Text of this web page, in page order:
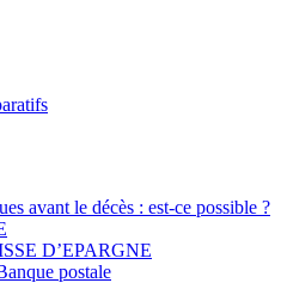
avant le décès : est-ce possible ?
D’EPARGNE
postale